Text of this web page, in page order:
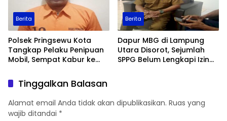
Berita
Polsek Pringsewu Kota
Tangkap Pelaku Penipuan
Mobil, Sempat Kabur ke
Berita
Dapur MBG di Lampung
Utara Disorot, Sejumlah
SPPG Belum Lengkapi Izin
Tinggalkan Balasan
Alamat email Anda tidak akan dipublikasikan. Ruas yang
wajib ditandai *